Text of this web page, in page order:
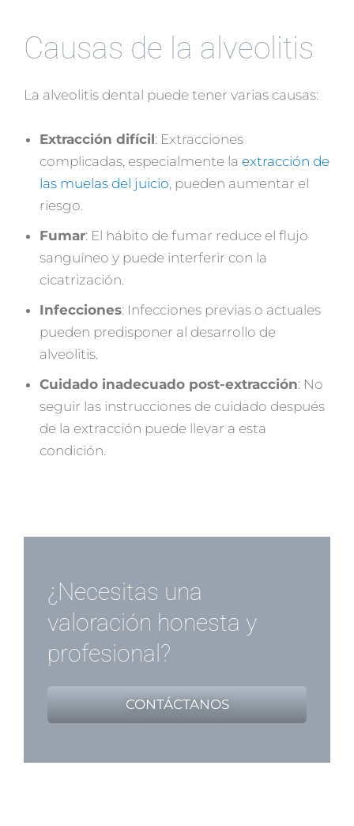
Causas de la alveolitis
La alveolitis dental puede tener varias causas:
Extracción difícil: Extracciones
complicadas, especialmente la extracción de
las muelas del juicio, pueden aumentar el
riesgo.
Fumar: El hábito de fumar reduce el flujo
sanguíneo y puede interferir con la
cicatrización.
Infecciones: Infecciones previas o actuales
pueden predisponer al desarrollo de
alveolitis.
Cuidado inadecuado post-extracción: No
seguir las instrucciones de cuidado después
de la extracción puede llevar a esta
condición.
¿Necesitas una
valoración honesta y
profesional?
CONTÁCTANOS